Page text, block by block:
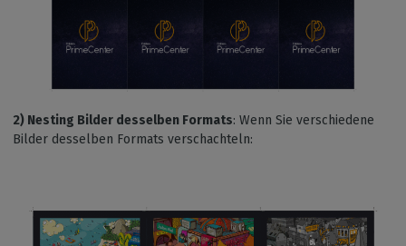
2) Nesting Bilder desselben Formats: Wenn Sie verschiedene
Bilder desselben Formats verschachteln: